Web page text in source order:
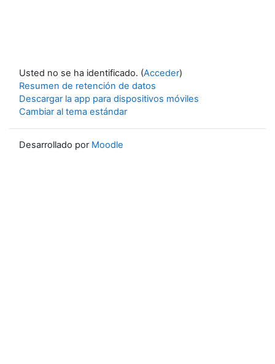
Usted no se ha identificado. (Acceder)
Resumen de retención de datos
Descargar la app para dispositivos móviles
Cambiar al tema estándar
Desarrollado por Moodle